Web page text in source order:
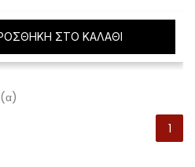
ΣΤΟ ΚΑΛΆΘΙ
1